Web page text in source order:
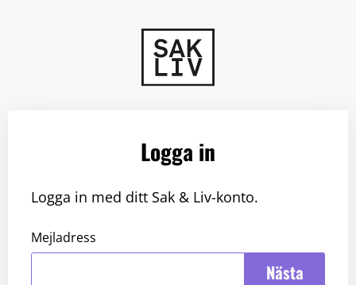
Logga in
Logga in med ditt Sak & Liv-konto.
Mejladress
Nästa